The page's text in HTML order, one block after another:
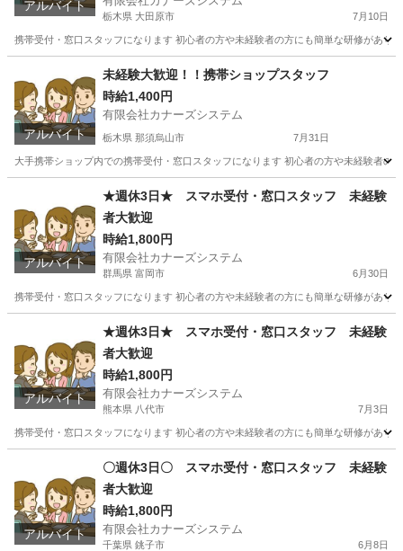
アルバイト
栃木県 大田原市 7月10日
携帯受付・窓口スタッフになります 初心者の方や未経験者の方にも簡単な研修があ
携帯ショップ スタッフ
アルバイト
未経験大歓迎！！携帯ショップスタッフ
時給1,400円
有限会社カナーズシステム
栃木県 那須烏山市 7月31日
大手携帯ショップ内での携帯受付・窓口スタッフになります 初心者の方や未経験者
那須烏山市 携帯ショップ スタッフ
アルバイト
★週休3日★ スマホ受付・窓口スタッフ 未経験
者大歓迎
時給1,800円
有限会社カナーズシステム
群馬県 富岡市 6月30日
携帯受付・窓口スタッフになります 初心者の方や未経験者の方にも簡単な研修があ
携帯ショップ スタッフ
アルバイト
★週休3日★ スマホ受付・窓口スタッフ 未経験
者大歓迎
時給1,800円
有限会社カナーズシステム
熊本県 八代市 7月3日
携帯受付・窓口スタッフになります 初心者の方や未経験者の方にも簡単な研修があ
携帯ショップ スタッフ
アルバイト
〇週休3日〇 スマホ受付・窓口スタッフ 未経験
者大歓迎
時給1,800円
有限会社カナーズシステム
千葉県 銚子市 6月8日